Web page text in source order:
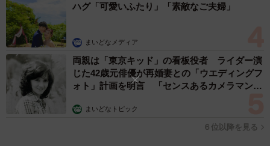
ハグ「可愛いふたり」「素敵なご夫婦」
まいどなメディア
両親は「東京キッド」の看板役者 ライダー演
じた42歳元俳優が再婚妻との「ウエディングフ
ォト」計画を明言 「センスあるカメラマン求
まいどなトピック
６位以降を見る